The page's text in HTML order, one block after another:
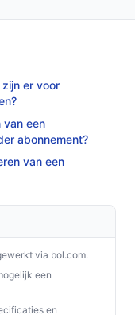
er voor
van een
abonnement?
van een
via bol.com.
een
en